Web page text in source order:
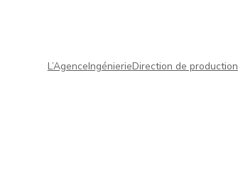
L’AgenceIngénierieDirection de production